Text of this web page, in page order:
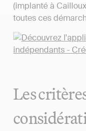
(implanté à
toutes ces
Les